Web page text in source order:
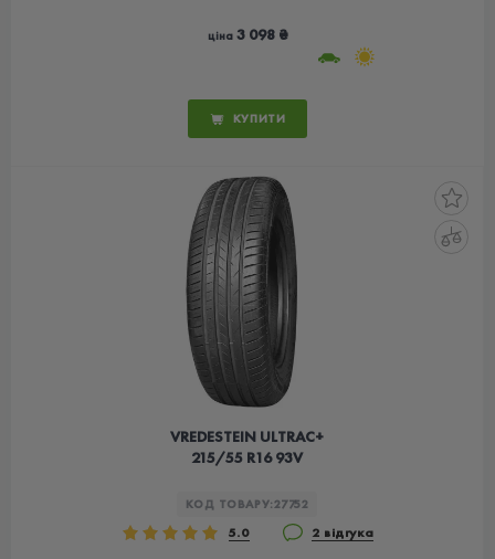
ціна3 098 ₴
КУПИТИ
VREDESTEIN ULTRAC+
215/55 R16 93V
КОД ТОВАРУ:27752
5.0 2 відгука